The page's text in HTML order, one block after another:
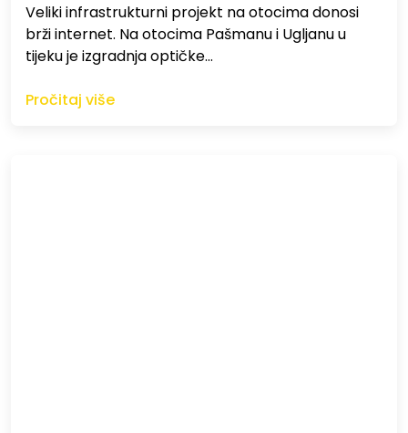
Veliki infrastrukturni projekt na otocima donosi
brži internet. Na otocima Pašmanu i Ugljanu u
tijeku je izgradnja optičke…
Pročitaj više